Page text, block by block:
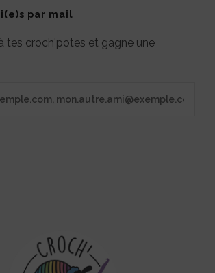
par mail
tes croch'potes et gagne une